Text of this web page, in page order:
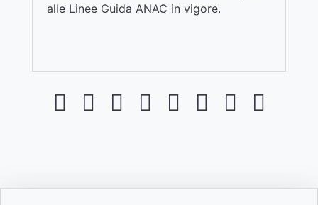
alle Linee Guida ANAC in vigore.